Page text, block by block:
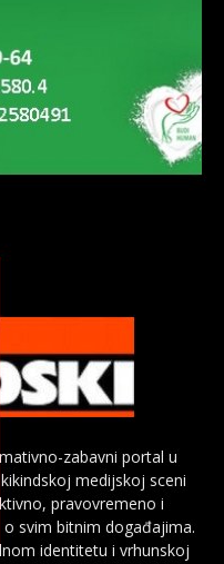
zabavni portal u
medijskoj sceni
pravovremeno i
svim bitnim događajima.
identitetu i vrhunskoj